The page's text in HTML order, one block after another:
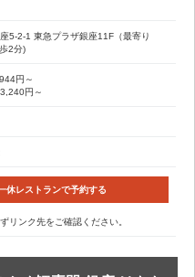
5-2-1 東急プラザ銀座11F（最寄り
2分)
円～
円～
休レストランで予約する
リンク先をご確認ください。